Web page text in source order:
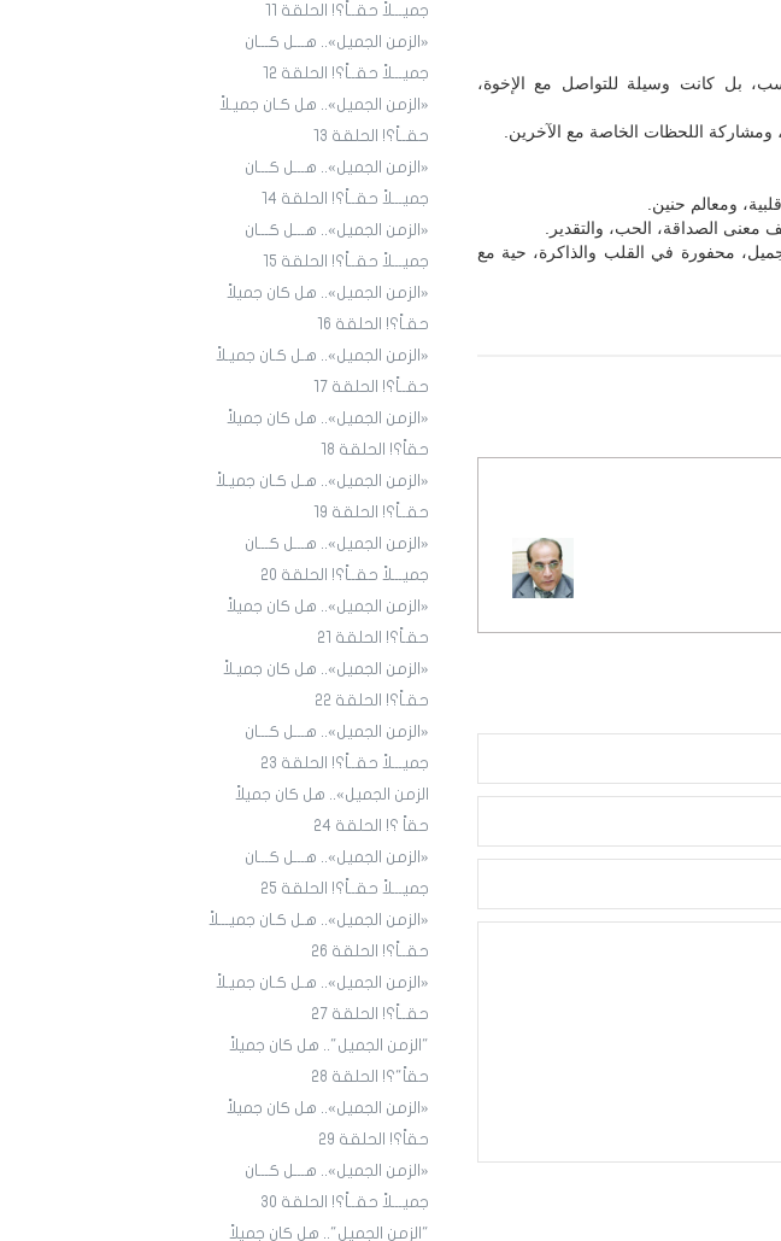
جميـــلاً حقــاً؟! الحلقة ١1
«الزمن الجميل».. هـــل كـــان
جميـــلاً حقــاً؟! الحلقة ١2
«الزمن الجميل».. هل كـان جميـلاً
حقــاً؟! الحلقة ١3
«الزمن الجميل».. هـــل كـــان
جميـــلاً حقــاً؟! الحلقة ١4
«الزمن الجميل».. هـــل كـــان
جميـــلاً حقــاً؟! الحلقة 15
«الزمن الجميل».. هل كان جميلاً
حقـاً؟! الحلقة 16
«الزمن الجميل».. هـل كـان جميـلاً
حقــاً؟! الحلقة 17
«الزمن الجميل».. هل كان جميلاً
حقاً؟! الحلقة 18
«الزمن الجميل».. هـل كـان جميـلاً
حقــاً؟! الحلقة 19
«الزمن الجميل».. هـــل كـــان
جميـــلاً حقــاً؟! الحلقة 20
«الزمن الجميل».. هل كان جميلاً
حقـاً؟! الحلقة 21
«الزمن الجميل».. هل كان جميـلاً
حقـاً؟! الحلقة ٢٢
«الزمن الجميل».. هـــل كـــان
جميـــلاً حقــاً؟! الحلقة 23
الزمن الجميل».. هل كان جميلاً
حقاً ؟! الحلقة 24
«الزمن الجميل».. هـــل كـــان
جميـــلاً حقــاً؟! الحلقة 25
«الزمن الجميل».. هـل كـان جميـــلاً
حقــاً؟! الحلقة 26
«الزمن الجميل».. هـل كـان جميـلاً
حقــاً؟! الحلقة 27
"الزمن الجميل".. هل كان جميلاً
حقاً"؟! الحلقة 28
«الزمن الجميل».. هل كان جميلاً
حقاً؟! الحلقة 29
«الزمن الجميل».. هـــل كـــان
جميـــلاً حقــاً؟! الحلقة 30
"الزمن الجميل".. هل كان جميلاً
بل كانت وسيلة للتواصل مع الإخوة،
ومشاركة اللحظات الخاصة مع الآخرين.
ومعالم حنين.
معنى الصداقة، الحب، والتقدير.
محفورة في القلب والذاكرة، حية مع